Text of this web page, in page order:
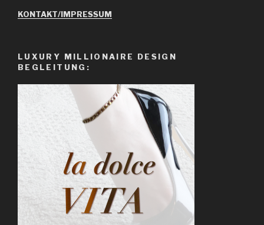
KONTAKT/IMPRESSUM
LUXURY MILLIONAIRE DESIGN
BEGLEITUNG: